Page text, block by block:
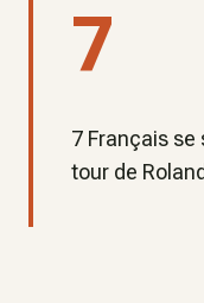
7
7 Français se
tour de